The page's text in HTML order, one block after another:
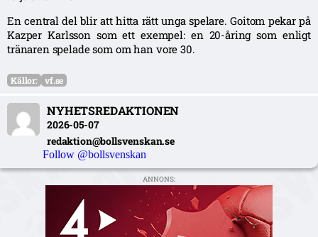
En central del blir att hitta rätt unga spelare. Goitom pekar på
Kazper Karlsson som ett exempel: en 20-åring som enligt
tränaren spelade som om han vore 30.
Källor: vf.se
NYHETSREDAKTIONEN
2026-05-07
redaktion@bollsvenskan.se
Follow @bollsvenskan
ANNONS: